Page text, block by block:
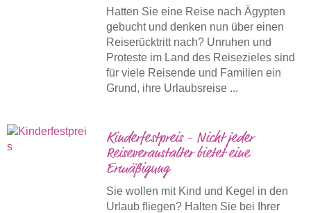
Hatten Sie eine Reise nach Ägypten
gebucht und denken nun über einen
Reiserücktritt nach? Unruhen und
Proteste im Land des Reisezieles sind
für viele Reisende und Familien ein
Grund, ihre Urlaubsreise ...
Kinderfestpreis - Nicht jeder
Reiseveranstalter bietet eine
Ermäßigung
Sie wollen mit Kind und Kegel in den
Urlaub fliegen? Halten Sie bei Ihrer